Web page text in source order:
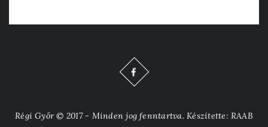
Régi Győr © 2017 - Minden jog fenntartva. Készítette: RAAB